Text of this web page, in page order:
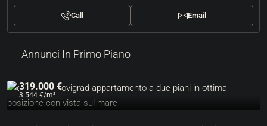
Call Email
Annunci In Primo Piano
319.000 €
3.544 €/m²